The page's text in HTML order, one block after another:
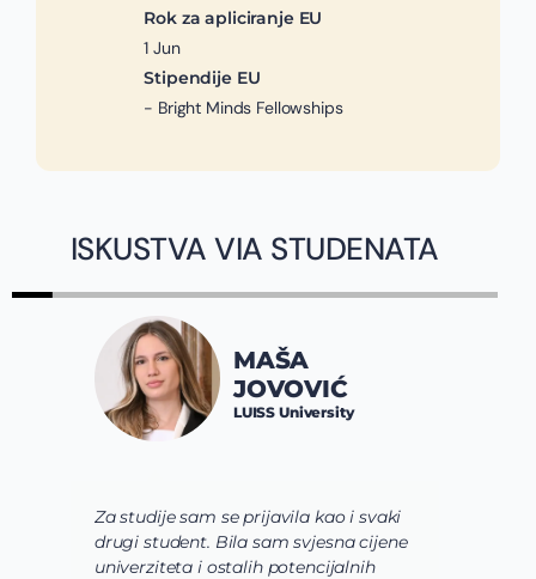
Rok za apliciranje EU
1 Jun
Stipendije EU
- Bright Minds Fellowships
ISKUSTVA VIA STUDENATA
Za studije sam se prijavila kao i svaki
drugi student. Bila sam svjesna cijene
univerziteta i ostalih potencijalnih
MAŠA
JOVOVIĆ
LUISS University